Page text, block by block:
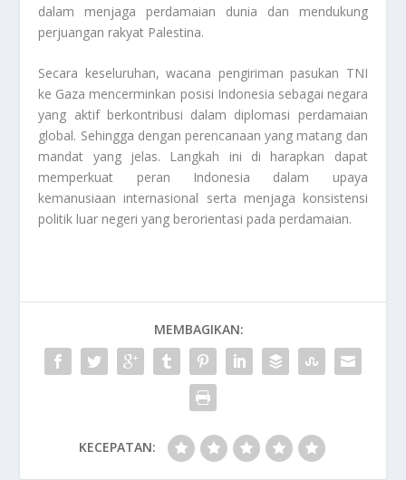
dalam menjaga perdamaian dunia dan mendukung
perjuangan rakyat Palestina.
Secara keseluruhan, wacana pengiriman pasukan TNI
ke Gaza mencerminkan posisi Indonesia sebagai negara
yang aktif berkontribusi dalam diplomasi perdamaian
global. Sehingga dengan perencanaan yang matang dan
mandat yang jelas. Langkah ini di harapkan dapat
memperkuat peran Indonesia dalam upaya
kemanusiaan internasional serta menjaga konsistensi
politik luar negeri yang berorientasi pada perdamaian.
MEMBAGIKAN:
KECEPATAN: